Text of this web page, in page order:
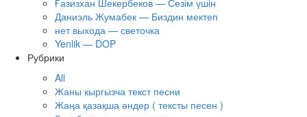
Ғазизхан Шекербеков — Сезім үшін
Даниэль Жумабек — Биздин мектеп
нет выхода — светочка
Yenlik — DOP
Рубрики
All
Жаны кыргызча текст песни
Жаңа қазақша әндер ( тексты песен )